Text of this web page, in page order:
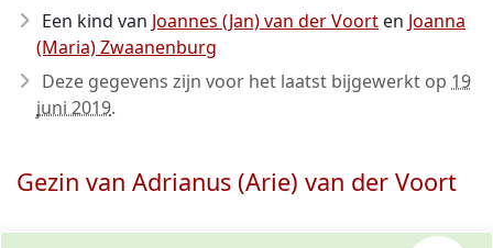
Een kind van Joannes (Jan) van der Voort en Joanna
(Maria) Zwaanenburg
Deze gegevens zijn voor het laatst bijgewerkt op 19
juni 2019.
Gezin van Adrianus (Arie) van der Voort